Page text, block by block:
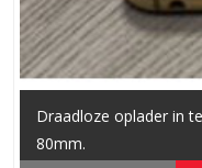
Draadloze oplader in
80mm.